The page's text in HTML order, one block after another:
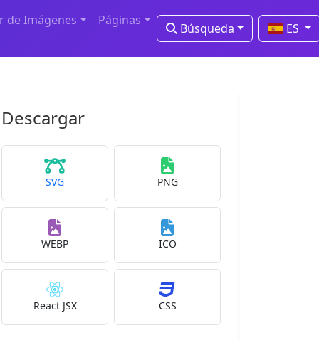
de Imágenes Páginas
Búsqueda ES
Descargar
SVG PNG
WEBP ICO
React JSX CSS